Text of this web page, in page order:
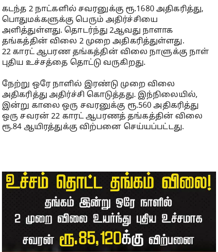
கடந்த 2 நாட்களில் சவரனுக்கு ரூ.1680 அதிகரித்து,
பொதுமக்களுக்கு பெரும் அதிர்ச்சியை
அளித்துள்ளது. தொடர்ந்து 2ஆவது நாளாக
தங்கத்தின் விலை 2 முறை அதிகரித்துள்ளது.
22 காரட் ஆபரண தங்கத்தின் விலை நாளுக்கு நாள்
புதிய உச்சத்தை தொட்டு வருகிறது.
நேற்று ஒரே நாளில் இரண்டு முறை விலை
அதிகரித்து அதிர்ச்சி கொடுத்தது. இந்நிலையில்,
இன்று காலை ஒரு சவரனுக்கு ரூ.560 அதிகரித்து
ஒரு சவரன் 22 காரட் ஆபரணத் தங்கத்தின் விலை
ரூ.84 ஆயிரத்துக்கு விற்பனை செய்யப்பட்டது.